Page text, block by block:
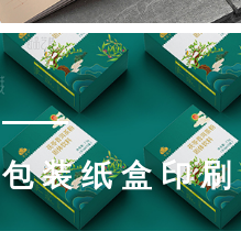
包装纸盒印刷